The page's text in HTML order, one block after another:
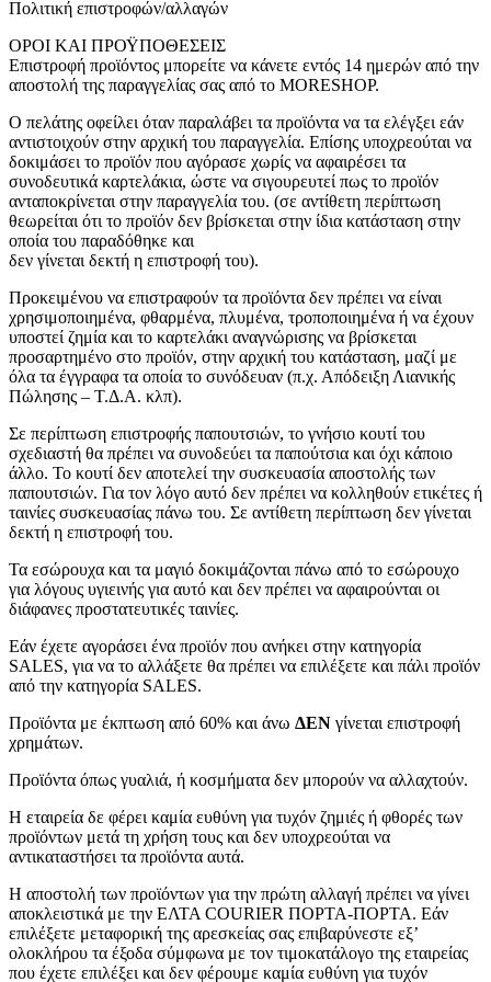
Πολιτική επιστροφών/αλλαγών
ΟΡΟΙ ΚΑΙ ΠΡΟΫΠΟΘΕΣΕΙΣ
Επιστροφή προϊόντος μπορείτε να κάνετε εντός 14 ημερών από την
αποστολή της παραγγελίας σας από το MORESHOP.
Ο πελάτης οφείλει όταν παραλάβει τα προϊόντα να τα ελέγξει εάν
αντιστοιχούν στην αρχική του παραγγελία. Επίσης υποχρεούται να
δοκιμάσει το προϊόν που αγόρασε χωρίς να αφαιρέσει τα
συνοδευτικά καρτελάκια, ώστε να σιγουρευτεί πως το προϊόν
ανταποκρίνεται στην παραγγελία του. (σε αντίθετη περίπτωση
θεωρείται ότι το προϊόν δεν βρίσκεται στην ίδια κατάσταση στην
οποία του παραδόθηκε και
δεν γίνεται δεκτή η επιστροφή του).
Προκειμένου να επιστραφούν τα προϊόντα δεν πρέπει να είναι
χρησιμοποιημένα, φθαρμένα, πλυμένα, τροποποιημένα ή να έχουν
υποστεί ζημία και το καρτελάκι αναγνώρισης να βρίσκεται
προσαρτημένο στο προϊόν, στην αρχική του κατάσταση, μαζί με
όλα τα έγγραφα τα οποία το συνόδευαν (π.χ. Απόδειξη Λιανικής
Πώλησης – Τ.Δ.Α. κλπ).
Σε περίπτωση επιστροφής παπουτσιών, το γνήσιο κουτί του
σχεδιαστή θα πρέπει να συνοδεύει τα παπούτσια και όχι κάποιο
άλλο. Το κουτί δεν αποτελεί την συσκευασία αποστολής των
παπουτσιών. Για τον λόγο αυτό δεν πρέπει να κολληθούν ετικέτες ή
ταινίες συσκευασίας πάνω του. Σε αντίθετη περίπτωση δεν γίνεται
δεκτή η επιστροφή του.
Τα εσώρουχα και τα μαγιό δοκιμάζονται πάνω από το εσώρουχο
για λόγους υγιεινής για αυτό και δεν πρέπει να αφαιρούνται οι
διάφανες προστατευτικές ταινίες.
Εάν έχετε αγοράσει ένα προϊόν που ανήκει στην κατηγορία
SALES, για να το αλλάξετε θα πρέπει να επιλέξετε και πάλι προϊόν
από την κατηγορία SALES.
Προϊόντα με έκπτωση από 60% και άνω ΔΕΝ γίνεται επιστροφή
χρημάτων.
Προϊόντα όπως γυαλιά, ή κοσμήματα δεν μπορούν να αλλαχτούν.
Η εταιρεία δε φέρει καμία ευθύνη για τυχόν ζημιές ή φθορές των
προϊόντων μετά τη χρήση τους και δεν υποχρεούται να
αντικαταστήσει τα προϊόντα αυτά.
Η αποστολή των προϊόντων για την πρώτη αλλαγή πρέπει να γίνει
αποκλειστικά με την ΕΛΤΑ COURIER ΠΟΡΤΑ-ΠΟΡΤΑ. Εάν
επιλέξετε μεταφορική της αρεσκείας σας επιβαρύνεστε εξ’
ολοκλήρου τα έξοδα σύμφωνα με τον τιμοκατάλογο της εταιρείας
που έχετε επιλέξει και δεν φέρουμε καμία ευθύνη για τυχόν